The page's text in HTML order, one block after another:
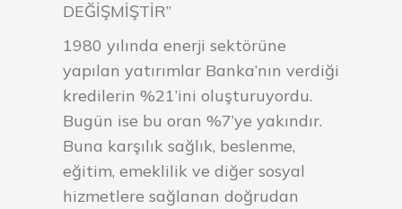
DEĞİŞMİŞTİR”
1980 yılında enerji sektörüne
yapılan yatırımlar Banka’nın verdiği
kredilerin %21’ini oluşturuyordu.
Bugün ise bu oran %7’ye yakındır.
Buna karşılık sağlık, beslenme,
eğitim, emeklilik ve diğer sosyal
hizmetlere sağlanan doğrudan